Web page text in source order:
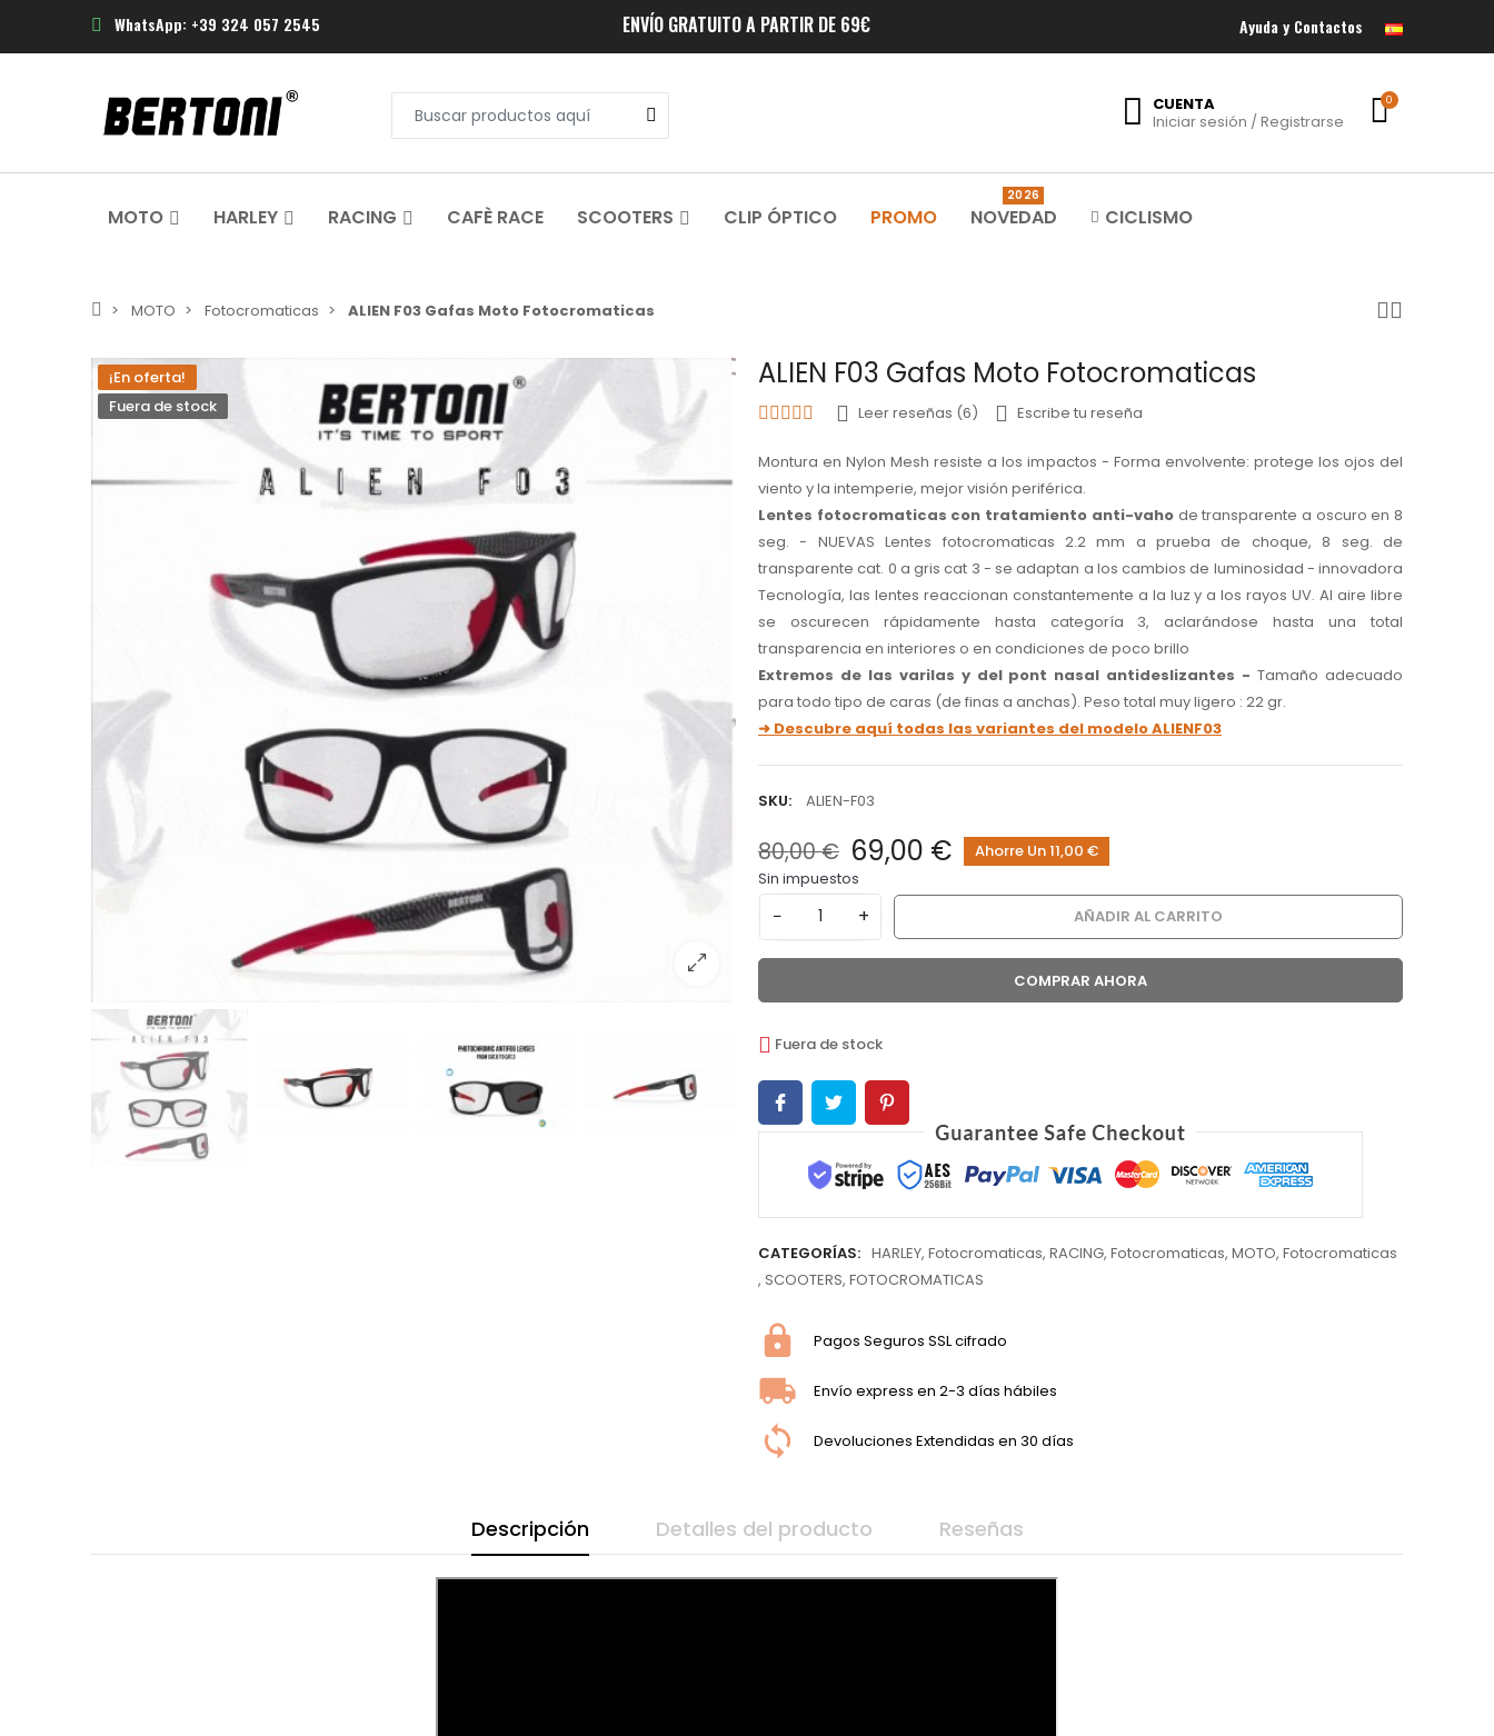
WhatsApp: +39 324 057 2545 ENVÍO GRATUITO A PARTIR DE 69€ Ayuda y Contactos
CUENTA
Iniciar sesión / Registrarse
0
MOTO HARLEY RACING CAFÈ RACE SCOOTERS CLIP ÓPTICO PROMO NOVEDAD
2026
CICLISMO
MOTO Fotocromaticas ALIEN F03 Gafas Moto Fotocromaticas
¡En oferta!
Fuera de stock
ALIEN F03 Gafas Moto Fotocromaticas
Leer reseñas (6) Escribe tu reseña
Montura en Nylon Mesh resiste a los impactos - Forma envolvente: protege los ojos del
viento y la intemperie, mejor visión periférica.
Lentes fotocromaticas con tratamiento anti-vahode transparente a oscuro en 8
seg. - NUEVAS Lentes fotocromaticas 2.2 mm a prueba de choque, 8 seg. de
transparente cat. 0 a gris cat 3 - se adaptan a los cambios de luminosidad - innovadora
Tecnología, las lentes reaccionan constantemente a la luz y a los rayos UV. Al aire libre
se oscurecen rápidamente hasta categoría 3, aclarándose hasta una total
transparencia en interiores o en condiciones de poco brillo
Extremos de las varilas y del pont nasal antideslizantes - Tamaño adecuado
para todo tipo de caras (de finas a anchas). Peso total muy ligero : 22 gr.
➜ Descubre aquí todas las variantes del modelo ALIENF03
SKU: ALIEN-F03
80,00 € 69,00 €
Ahorre Un 11,00 €
Sin impuestos
− + AÑADIR AL CARRITO
COMPRAR AHORA
Fuera de stock
CATEGORÍAS: HARLEY, Fotocromaticas, RACING, Fotocromaticas, MOTO, Fotocromaticas
, SCOOTERS, FOTOCROMATICAS
Pagos Seguros SSL cifrado
Envío express en 2-3 días hábiles
Devoluciones Extendidas en 30 días
Descripción Detalles del producto Reseñas